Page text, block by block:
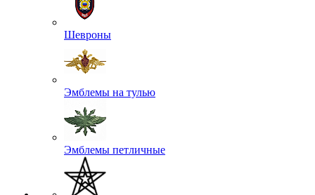
Шевроны
Эмблемы на тулью
Эмблемы петличные